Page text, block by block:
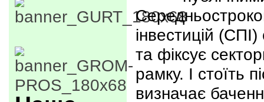
інвестицій (СПІ)
та фіксує
рамку. І стоїть
визначає